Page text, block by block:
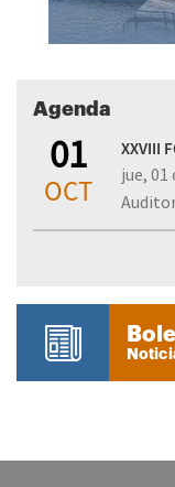
Agenda
01
OCT
XXVIII
jue, 01